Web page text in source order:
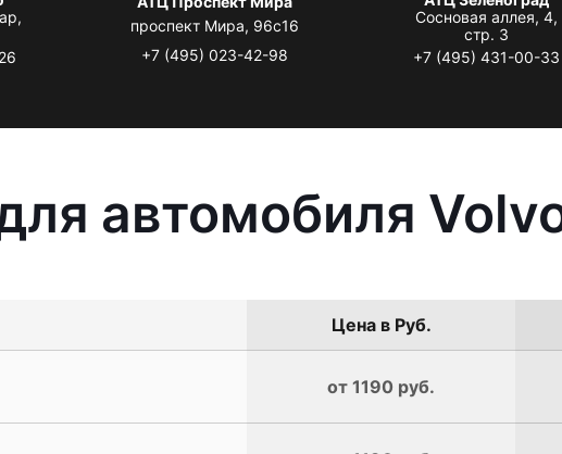
проспект Мира, 96с16
+7 (495) 023-42-98
Сосновая аллея, 4,
стр. 3
+7 (495) 431-00-33
автомобиля
Цена в Руб.
от 1190 руб.